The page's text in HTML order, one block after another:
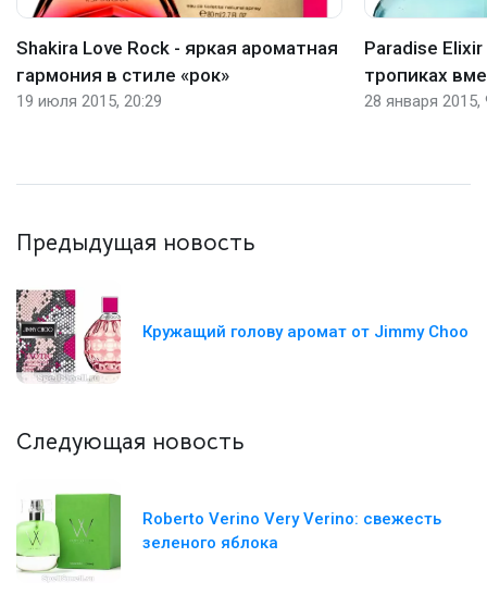
Shakira Love Rock - яркая ароматная
гармония в стиле «рок»
19 июля 2015, 20:29
Paradise
тропиках
28 января 2015,
Предыдущая новость
Кружащий голову аромат от Jimmy Choo
Следующая новость
Roberto Verino Very Verino: свежесть
зеленого яблока